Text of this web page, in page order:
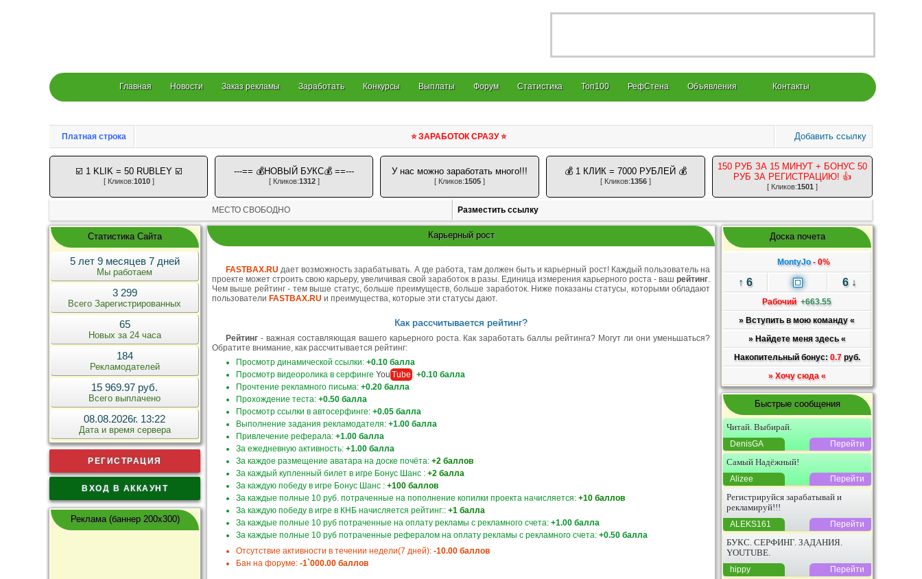
Главная Новости Заказ рекламы Заработать Конкурсы Выплаты Форум Статистика Топ100 РефСтена Объявления Контакты
Платная строка ⭐ ЗАРАБОТОК СРАЗУ ⭐ Добавить ссылку
☑️ 1 KLIK = 50 RUBLEY ☑️
[ Кликов:1010]
---== 💰НОВЫЙ БУКС💰 ==---
[ Кликов:1312]
У нас можно заработать много!!!
[ Кликов:1505 ]
💰 1 КЛИК = 7000 РУБЛЕЙ 💰
[ Кликов:1356 ]
150 РУБ ЗА 15 МИНУТ + БОНУС 50
РУБ ЗА РЕГИСТРАЦИЮ! 👍
[ Кликов:1501 ]
МЕСТО СВОБОДНО Разместить ссылку
Статистика Сайта
5 лет 9 месяцев 7 дней
Мы работаем
3 299
Всего Зарегистрированных
65
Новых за 24 часа
184
Рекламодателей
15 969.97 руб.
Всего выплачено
08.08.2026г. 13:22
Дата и время сервера
РЕГИСТРАЦИЯ
ВХОД В АККАУНТ
Реклама (баннер 200x300)
Доска почета
MontyJo- 0%
↑ 6 6 ↓
Рабочий+663.55
» Вступить в мою команду «
» Найдете меня здесь «
Накопительный бонус: 0.7руб.
» Хочу сюда «
Быстрые сообщения
Читай. Выбирай.
DenisGA Перейти
Самый Надёжный!
Alizee Перейти
Регистрируйся зарабатывай и
рекламируй!!!
ALEKS161 Перейти
БУКС. СЕРФИНГ. ЗАДАНИЯ.
YOUTUBE.
hippy Перейти
Карьерный рост
FASTBAX.RU дает возможность зарабатывать. А где работа, там должен быть и карьерный рост! Каждый пользователь на
проекте может строить свою карьеру, увеличивая свой заработок в разы. Единица измерения карьерного роста - ваш рейтинг.
Чем выше рейтинг - тем выше статус, больше преимуществ, больше заработок. Ниже показаны статусы, которыми обладают
пользователи FASTBAX.RU и преимущества, которые эти статусы дают.
Как рассчитывается рейтинг?
Рейтинг - важная составляющая вашего карьерного роста. Как заработать баллы рейтинга? Могут ли они уменьшаться?
Обратите внимание, как рассчитывается рейтинг:
Просмотр динамической ссылки: +0.10 балла
Просмотр видеоролика в серфинге You Tube : +0.10 балла
Прочтение рекламного письма: +0.20 балла
Прохождение теста: +0.50 балла
Просмотр ссылки в автосерфинге: +0.05 балла
Выполнение задания рекламодателя: +1.00 балла
Привлечение реферала: +1.00 балла
За ежедневную активность: +1.00 балла
За каждое размещение аватара на доске почёта: +2 баллов
За каждый купленный билет в игре Бонус Шанс : +2 балла
За каждую победу в игре Бонус Шанс : +100 баллов
За каждые полные 10 руб. потраченные на пополнение копилки проекта начисляется: +10 баллов
За каждую победу в игре в КНБ начисляется рейтинг:: +1 балла
За каждые полные 10 руб потраченные на оплату рекламы с рекламного счета: +1.00 балла
За каждые полные 10 руб потраченные рефералом на оплату рекламы с рекламного счета: +0.50 балла
Отсутствие активности в течении недели(7 дней): -10.00 баллов
Бан на форуме: -1`000.00 баллов